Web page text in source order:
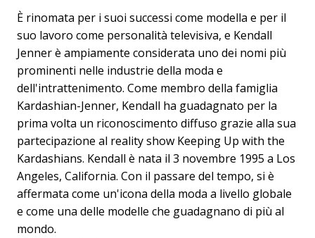
È rinomata per i suoi successi come modella e per il
suo lavoro come personalità televisiva, e Kendall
Jenner è ampiamente considerata uno dei nomi più
prominenti nelle industrie della moda e
dell'intrattenimento. Come membro della famiglia
Kardashian-Jenner, Kendall ha guadagnato per la
prima volta un riconoscimento diffuso grazie alla sua
partecipazione al reality show Keeping Up with the
Kardashians. Kendall è nata il 3 novembre 1995 a Los
Angeles, California. Con il passare del tempo, si è
affermata come un'icona della moda a livello globale
e come una delle modelle che guadagnano di più al
mondo.